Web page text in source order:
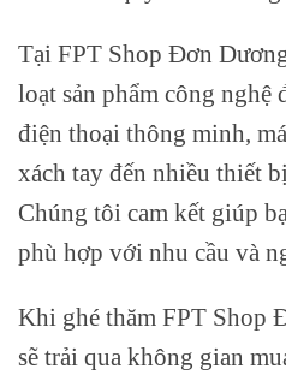
Tại FPT Shop Đơn
loạt sản phẩm công nghệ
điện thoại thông minh,
xách tay đến nhiều thiết
Chúng tôi cam kết giúp
phù hợp với nhu cầu và
Khi ghé thăm FPT Shop
sẽ trải qua không gian